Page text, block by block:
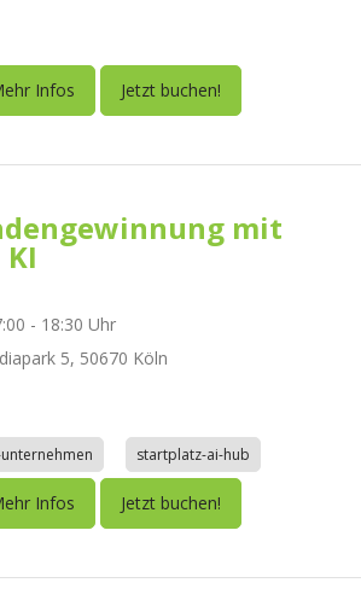
Infos Jetzt buchen!
mit
- 18:30 Uhr
5, 50670 Köln
startplatz-ai-hub
Infos Jetzt buchen!